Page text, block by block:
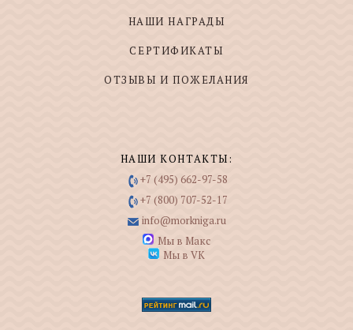
НАШИ НАГРАДЫ
СЕРТИФИКАТЫ
ОТЗЫВЫ И ПОЖЕЛАНИЯ
НАШИ КОНТАКТЫ:
+7 (495) 662-97-58
+7 (800) 707-52-17
info@morkniga.ru
Мы в Макс
Мы в VK